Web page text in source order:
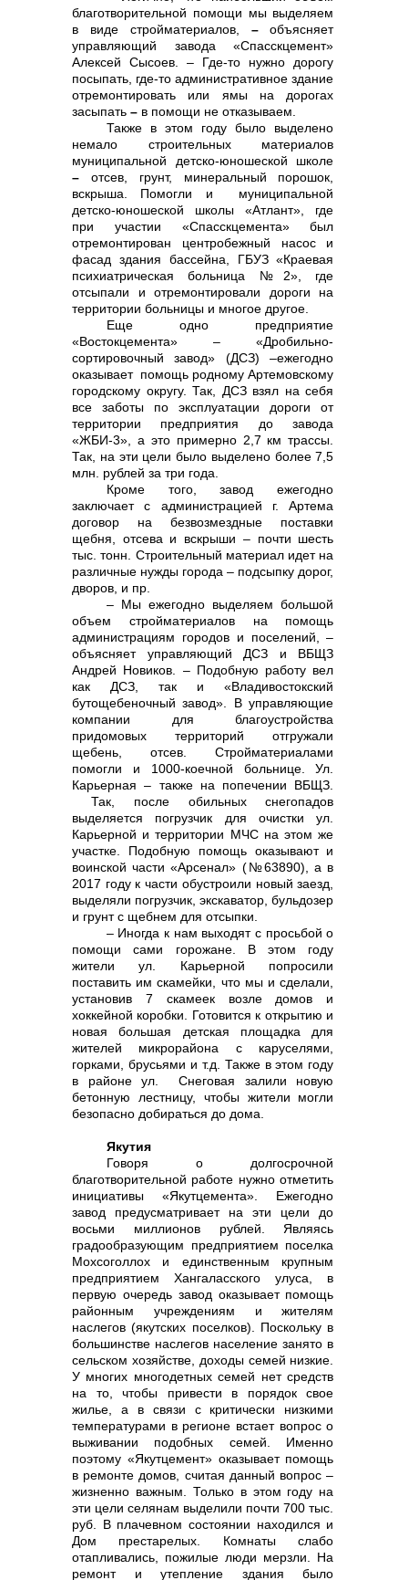
Контакты
+7 (423) 234 50 50
info@vostokcement.ru
благотворительной помощи мы выделяем
в виде стройматериалов, –объясняет
управляющий завода «Спасскцемент»
Алексей Сысоев. – Где-то нужно дорогу
посыпать, где-то административное здание
отремонтировать или ямы на дорогах
засыпать – в помощи не отказываем.
Также в этом году было выделено
немало строительных материалов
муниципальной детско-юношеской школе
– отсев, грунт, минеральный порошок,
вскрыша. Помогли и муниципальной
детско-юношеской школы «Атлант», где
при участии «Спасскцемента» был
отремонтирован центробежный насос и
фасад здания бассейна, ГБУЗ «Краевая
психиатрическая больница №2», где
отсыпали и отремонтировали дороги на
территории больницы и многое другое.
Еще одно предприятие
«Востокцемента» – «Дробильно-
сортировочный завод» (ДСЗ) –ежегодно
оказывает помощь родному Артемовскому
городскому округу. Так, ДСЗ взял на себя
все заботы по эксплуатации дороги от
территории предприятия до завода
«ЖБИ-3», а это примерно 2,7 км трассы.
Так, на эти цели было выделено более 7,5
млн. рублей за три года.
Кроме того, завод ежегодно
заключает с администрацией г. Артема
договор на безвозмездные поставки
щебня, отсева и вскрыши – почти шесть
тыс. тонн. Строительный материал идет на
различные нужды города – подсыпку дорог,
дворов, и пр.
– Мы ежегодно выделяем большой
объем стройматериалов на помощь
администрациям городов и поселений, –
объясняет управляющий ДСЗ и ВБЩЗ
Андрей Новиков. – Подобную работу вел
как ДСЗ, так и «Владивостокский
бутощебеночный завод». В управляющие
компании для благоустройства
придомовых территорий отгружали
щебень, отсев. Стройматериалами
помогли и 1000-коечной больнице. Ул.
Карьерная – также на попечении ВБЩЗ.
Так, после обильных снегопадов
выделяется погрузчик для очистки ул.
Карьерной и территории МЧС на этом же
участке. Подобную помощь оказывают и
воинской части «Арсенал» (№63890), а в
2017 году к части обустроили новый заезд,
выделяли погрузчик, экскаватор, бульдозер
и грунт с щебнем для отсыпки.
– Иногда к нам выходят с просьбой о
помощи сами горожане. В этом году
жители ул. Карьерной попросили
поставить им скамейки, что мы и сделали,
установив 7 скамеек возле домов и
хоккейной коробки. Готовится к открытию и
новая большая детская площадка для
жителей микрорайона с каруселями,
горками, брусьями и т.д. Также в этом году
в районе ул. Снеговая залили новую
бетонную лестницу, чтобы жители могли
безопасно добираться до дома.
Якутия
Говоря о долгосрочной
благотворительной работе нужно отметить
инициативы «Якутцемента». Ежегодно
завод предусматривает на эти цели до
восьми миллионов рублей. Являясь
градообразующим предприятием поселка
Мохсоголлох и единственным крупным
предприятием Хангаласского улуса, в
первую очередь завод оказывает помощь
районным учреждениям и жителям
наслегов (якутских поселков). Поскольку в
большинстве наслегов население занято в
сельском хозяйстве, доходы семей низкие.
У многих многодетных семей нет средств
на то, чтобы привести в порядок свое
жилье, а в связи с критически низкими
температурами в регионе встает вопрос о
выживании подобных семей. Именно
поэтому «Якутцемент» оказывает помощь
в ремонте домов, считая данный вопрос –
жизненно важным. Только в этом году на
эти цели селянам выделили почти 700 тыс.
руб. В плачевном состоянии находился и
Дом престарелых. Комнаты слабо
отапливались, пожилые люди мерзли. На
ремонт и утепление здания было